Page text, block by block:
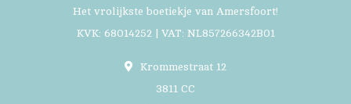
Het vrolijkste boetiekje van Amersfoort!
KVK: 68014252 | VAT: NL857266342B01
Krommestraat 12
3811 CC